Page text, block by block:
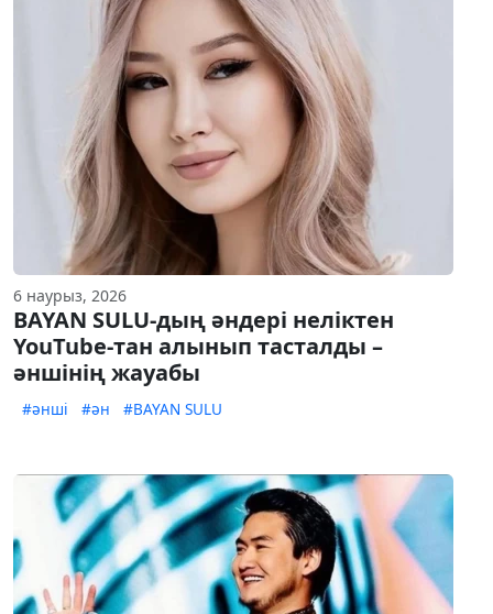
6 наурыз, 2026
BAYAN SULU-дың әндері неліктен
YouTube-тан алынып тасталды –
әншінің жауабы
#әнші #ән #BAYAN SULU